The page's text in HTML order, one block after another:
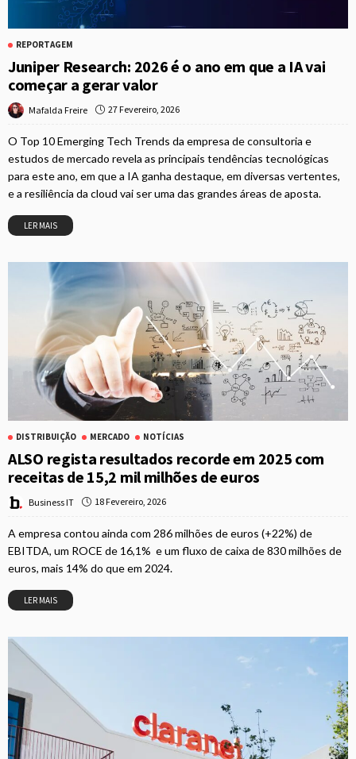
REPORTAGEM
Juniper Research: 2026 é o ano em que a IA vai
começar a gerar valor
Mafalda Freire 27 Fevereiro, 2026
O Top 10 Emerging Tech Trends da empresa de consultoria e
estudos de mercado revela as principais tendências tecnológicas
para este ano, em que a IA ganha destaque, em diversas vertentes,
e a resiliência da cloud vai ser uma das grandes áreas de aposta.
LER MAIS
DISTRIBUIÇÃO MERCADO NOTÍCIAS
ALSO regista resultados recorde em 2025 com
receitas de 15,2 mil milhões de euros
Business IT 18 Fevereiro, 2026
A empresa contou ainda com 286 milhões de euros (+22%) de
EBITDA, um ROCE de 16,1% e um fluxo de caixa de 830 milhões de
euros, mais 14% do que em 2024.
LER MAIS